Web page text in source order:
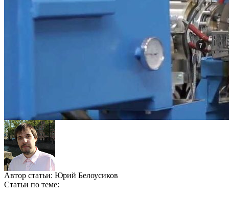
Автор статьи: Юрий Белоусиков
Статьи по теме: